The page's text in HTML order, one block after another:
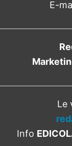
E-
Le
Info